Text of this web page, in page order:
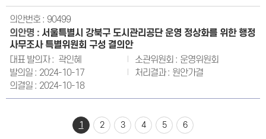
90499
서울특별시 강북구 도시관리공단 운영 정상화를 위한 행정
사무조사 특별위원회 구성 결의안
곽인혜
운영위원회
2024-10-17
원안가결
2024-10-18
1 2 3 4 5 6